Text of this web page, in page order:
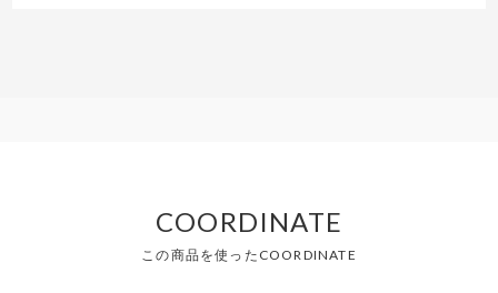
COORDINATE
この商品を使ったCOORDINATE